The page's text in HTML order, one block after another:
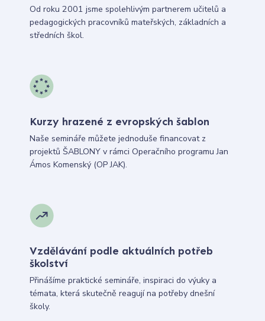
Od roku 2001 jsme spolehlivým partnerem učitelů a
pedagogických pracovníků mateřských, základních a
středních škol.
Kurzy hrazené z evropských šablon
Naše semináře můžete jednoduše financovat z
projektů ŠABLONY v rámci Operačního programu Jan
Ámos Komenský (OP JAK).
Vzdělávání podle aktuálních potřeb
školství
Přinášíme praktické semináře, inspiraci do výuky a
témata, která skutečně reagují na potřeby dnešní
školy.